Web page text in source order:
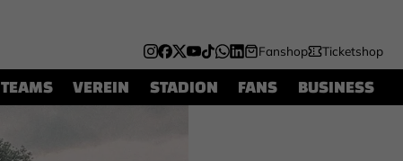
Fanshop Ticketshop
TEAMS VEREIN STADION FANS BUSINESS